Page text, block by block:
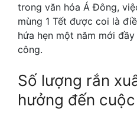
trong văn hóa Á Đông,
mùng 1 Tết được coi là
hứa hẹn một năm mới
công.
Số lượng rắn
hưởng đến